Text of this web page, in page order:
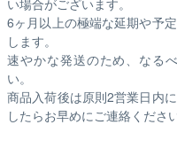
6ヶ月以上の極端な延期や予
します。
速やかな発送のため、なる
い。
商品入荷後は原則2営業日内
したらお早めにご連絡ください